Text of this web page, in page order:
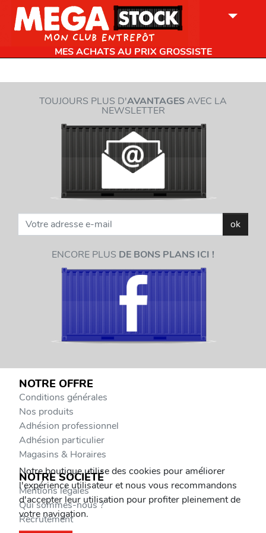
MES ACHATS AU PRIX GROSSISTE
TOUJOURS PLUS D'AVANTAGESAVEC LA
NEWSLETTER
ok
ENCORE PLUS DE BONS PLANS ICI !
NOTRE OFFRE
Conditions générales
Nos produits
Adhésion professionnel
Adhésion particulier
Magasins & Horaires
NOTRE SOCIÉTÉ
Mentions légales
Qui sommes-nous ?
Recrutement
Notre boutique utilise des cookies pour améliorer
l'expérience utilisateur et nous vous recommandons
d'accepter leur utilisation pour profiter pleinement de
votre navigation.